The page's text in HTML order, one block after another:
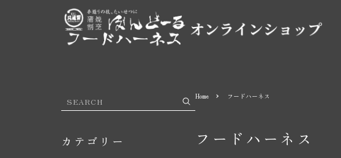
カテゴリー
Home フードハーネス
フードハーネス